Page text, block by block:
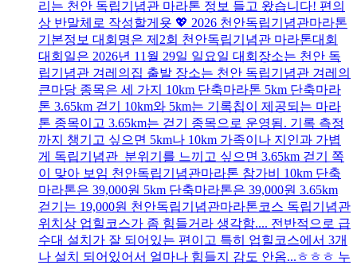
리는 천안 독립기념관 마라톤 정보 들고 왔습니다! 편의
상 반말체로 작성할게욧 💖 2026 천안독립기념관마라톤
기본정보 대회명은 제2회 천안독립기념관 마라톤대회
대회일은 2026년 11월 29일 일요일 대회장소는 천안 독
립기념관 겨레의집 출발 장소는 천안 독립기념관 겨레의
큰마당 종목은 세 가지 10km 단축마라톤 5km 단축마라
톤 3.65km 걷기 10km와 5km는 기록칩이 제공되는 마라
톤 종목이고 3.65km는 걷기 종목으로 운영됨. 기록 측정
까지 챙기고 싶으면 5km나 10km 가족이나 지인과 가볍
게 독립기념관 분위기를 느끼고 싶으면 3.65km 걷기 쪽
이 맞아 보임 천안독립기념관마라톤 참가비 10km 단축
마라톤은 39,000원 5km 단축마라톤은 39,000원 3.65km
걷기는 19,000원 천안독립기념관마라톤코스 독립기념관
위치상 업힐코스가 좀 힘들거라 생각함.... 전반적으로 급
수대 설치가 잘 되어있는 편이고 특히 업힐코스에서 3개
나 설치 되어있어서 얼마나 힘들지 감도 안옴...ㅎㅎㅎ 누